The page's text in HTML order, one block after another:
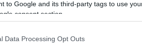
to Google and its third-party tags to use
consent section.
Data Processing Opt Outs
cliccandoqui